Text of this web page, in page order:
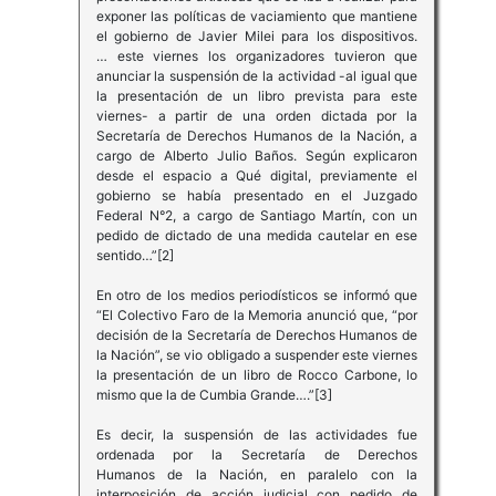
exponer las políticas de vaciamiento que mantiene
el gobierno de Javier Milei para los dispositivos.
… este viernes los organizadores tuvieron que
anunciar la suspensión de la actividad -al igual que
la presentación de un libro prevista para este
viernes- a partir de una orden dictada por la
Secretaría de Derechos Humanos de la Nación, a
cargo de Alberto Julio Baños. Según explicaron
desde el espacio a Qué digital, previamente el
gobierno se había presentado en el Juzgado
Federal N°2, a cargo de Santiago Martín, con un
pedido de dictado de una medida cautelar en ese
sentido…”[2]
En otro de los medios periodísticos se informó que
“El Colectivo Faro de la Memoria anunció que, “por
decisión de la Secretaría de Derechos Humanos de
la Nación”, se vio obligado a suspender este viernes
la presentación de un libro de Rocco Carbone, lo
mismo que la de Cumbia Grande….”[3]
Es decir, la suspensión de las actividades fue
ordenada por la Secretaría de Derechos
Humanos de la Nación, en paralelo con la